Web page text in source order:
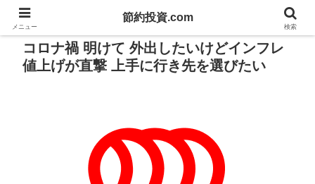
PR
コロナ禍 明けて 外出したいけどインフレ
値上げが直撃 上手に行き先を選びたい
メニュー
節約投資.com
検索